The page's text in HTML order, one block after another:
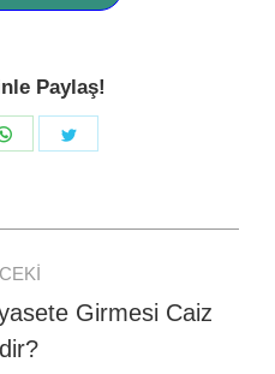
Paylaş!
Share
Previous
post:
Girmesi Caiz